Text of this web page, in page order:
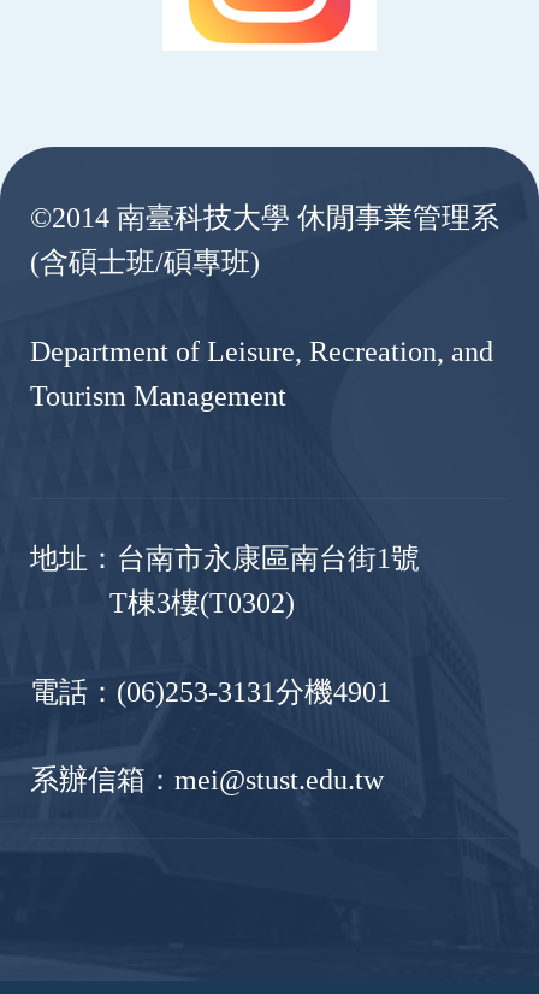
©2014 南臺科技大學 休閒事業管理系
(含碩士班/碩專班)
Department of Leisure, Recreation, and
Tourism Management
地址：台南市永康區南台街1號
T棟3樓(T0302)
電話：(06)253-3131分機4901
系辦信箱：mei@stust.edu.tw